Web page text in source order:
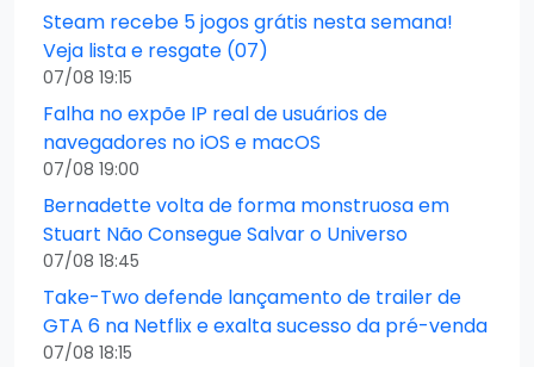
Steam recebe 5 jogos grátis nesta semana!
Veja lista e resgate (07)
07/08 19:15
Falha no expõe IP real de usuários de
navegadores no iOS e macOS
07/08 19:00
Bernadette volta de forma monstruosa em
Stuart Não Consegue Salvar o Universo
07/08 18:45
Take-Two defende lançamento de trailer de
GTA 6 na Netflix e exalta sucesso da pré-venda
07/08 18:15